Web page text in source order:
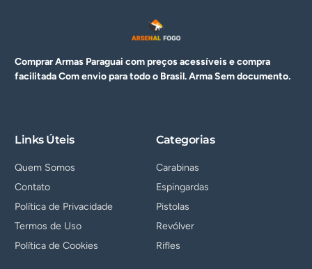
Comprar Armas Paraguai com preços acessíveis e compra
facilitada Com envio para todo o Brasil. ArmaSem documento.
Links Úteis
Quem Somos
Contato
Política de Privacidade
Termos de Uso
Política de Cookies
Categorias
Carabinas
Espingardas
Pistolas
Revólver
Rifles